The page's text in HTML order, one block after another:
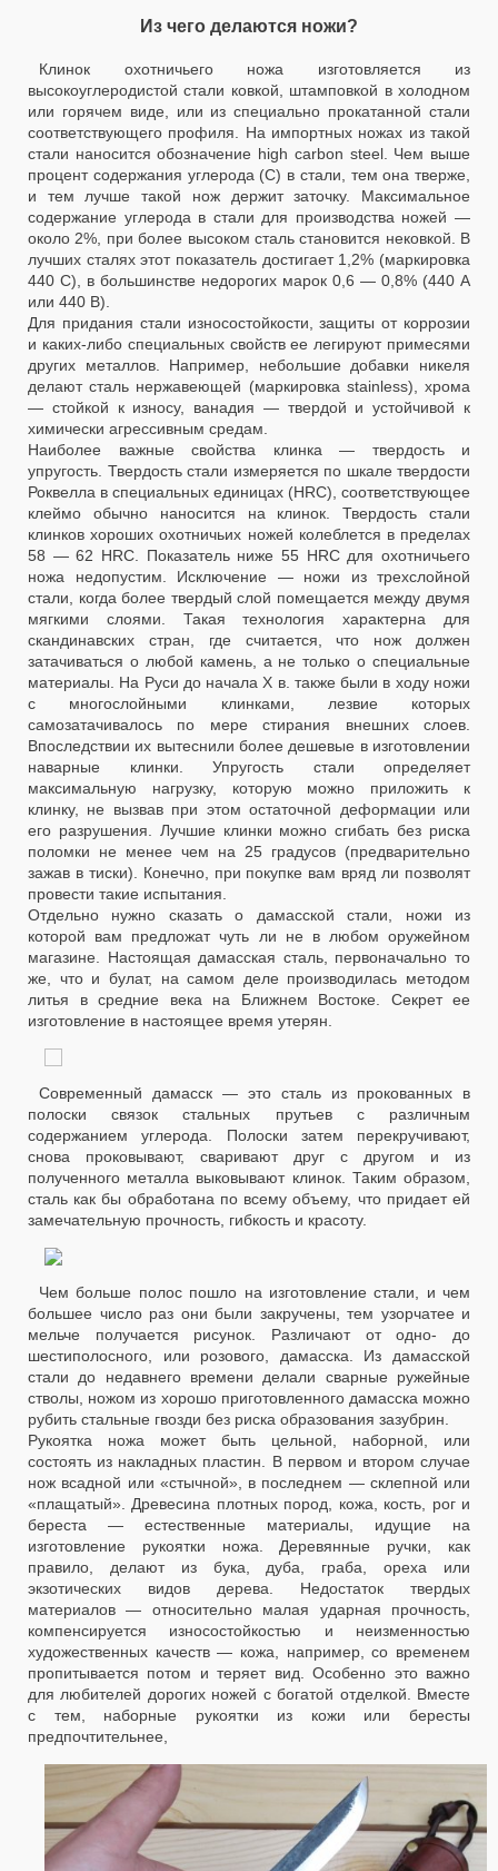
Из чего делаются ножи?
Клинок охотничьего ножа изготовляется из
высокоуглеродистой стали ковкой, штамповкой в холодном
или горячем виде, или из специально прокатанной стали
соответствующего профиля. На импортных ножах из такой
стали наносится обозначение high carbon steel. Чем выше
процент содержания углерода (С) в стали, тем она тверже,
и тем лучше такой нож держит заточку. Максимальное
содержание углерода в стали для производства ножей —
около 2%, при более высоком сталь становится нековкой. В
лучших сталях этот показатель достигает 1,2% (маркировка
440 С), в большинстве недорогих марок 0,6 — 0,8% (440 A
или 440 В).
Для придания стали износостойкости, защиты от коррозии
и каких-либо специальных свойств ее легируют примесями
других металлов. Например, небольшие добавки никеля
делают сталь нержавеющей (маркировка stainless), хрома
— стойкой к износу, ванадия — твердой и устойчивой к
химически агрессивным средам.
Наиболее важные свойства клинка — твердость и
упругость. Твердость стали измеряется по шкале твердости
Роквелла в специальных единицах (HRC), соответствующее
клеймо обычно наносится на клинок. Твердость стали
клинков хороших охотничьих ножей колеблется в пределах
58 — 62 HRC. Показатель ниже 55 HRC для охотничьего
ножа недопустим. Исключение — ножи из трехслойной
стали, когда более твердый слой помещается между двумя
мягкими слоями. Такая технология характерна для
скандинавских стран, где считается, что нож должен
затачиваться о любой камень, а не только о специальные
материалы. На Руси до начала Х в. также были в ходу ножи
с многослойными клинками, лезвие которых
самозатачивалось по мере стирания внешних слоев.
Впоследствии их вытеснили более дешевые в изготовлении
наварные клинки. Упругость стали определяет
максимальную нагрузку, которую можно приложить к
клинку, не вызвав при этом остаточной деформации или
его разрушения. Лучшие клинки можно сгибать без риска
поломки не менее чем на 25 градусов (предварительно
зажав в тиски). Конечно, при покупке вам вряд ли позволят
провести такие испытания.
Отдельно нужно сказать о дамасской стали, ножи из
которой вам предложат чуть ли не в любом оружейном
магазине. Настоящая дамасская сталь, первоначально то
же, что и булат, на самом деле производилась методом
литья в средние века на Ближнем Востоке. Секрет ее
изготовление в настоящее время утерян.
Современный дамасск — это сталь из прокованных в
полоски связок стальных прутьев с различным
содержанием углерода. Полоски затем перекручивают,
снова проковывают, сваривают друг с другом и из
полученного металла выковывают клинок. Таким образом,
сталь как бы обработана по всему объему, что придает ей
замечательную прочность, гибкость и красоту.
Чем больше полос пошло на изготовление стали, и чем
большее число раз они были закручены, тем узорчатее и
мельче получается рисунок. Различают от одно- до
шестиполосного, или розового, дамасска. Из дамасской
стали до недавнего времени делали сварные ружейные
стволы, ножом из хорошо приготовленного дамасска можно
рубить стальные гвозди без риска образования зазубрин.
Рукоятка ножа может быть цельной, наборной, или
состоять из накладных пластин. В первом и втором случае
нож всадной или «стычной», в последнем — склепной или
«плащатый». Древесина плотных пород, кожа, кость, рог и
береста — естественные материалы, идущие на
изготовление рукоятки ножа. Деревянные ручки, как
правило, делают из бука, дуба, граба, ореха или
экзотических видов дерева. Недостаток твердых
материалов — относительно малая ударная прочность,
компенсируется износостойкостью и неизменностью
художественных качеств — кожа, например, со временем
пропитывается потом и теряет вид. Особенно это важно
для любителей дорогих ножей с богатой отделкой. Вместе
с тем, наборные рукоятки из кожи или бересты
предпочтительнее,